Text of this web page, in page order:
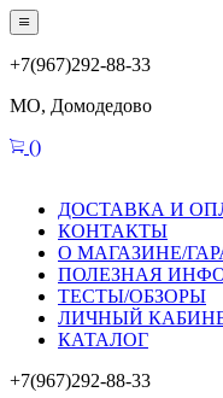
+7(967)292-88-33
МО, Домодедово
()
ДОСТАВКА И
КОНТАКТЫ
О МАГАЗИНЕ/
ПОЛЕЗНАЯ
ТЕСТЫ/ОБЗОРЫ
ЛИЧНЫЙ
КАТАЛОГ
+7(967)292-88-33